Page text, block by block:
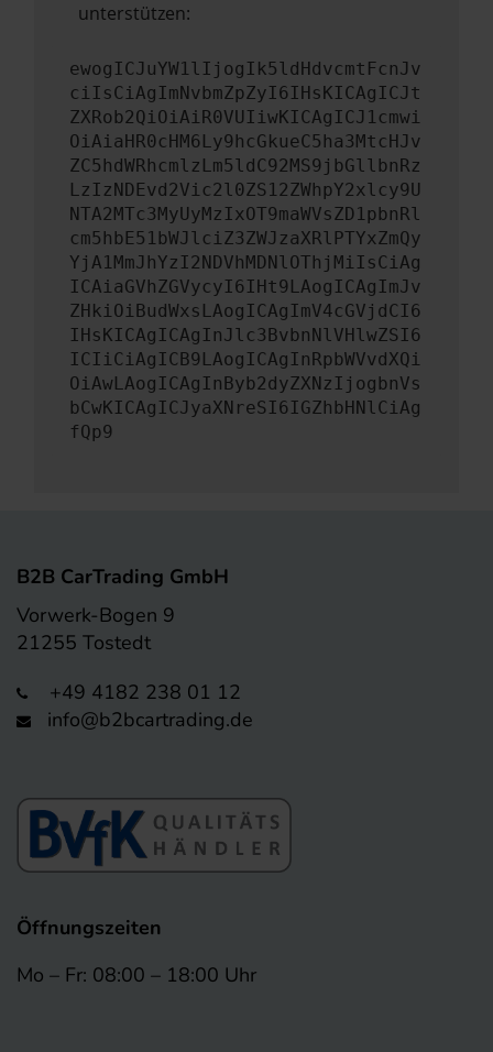
unterstützen:
ewogICJuYW1lIjogIk5ldHdvcmtFcnJv
ciIsCiAgImNvbmZpZyI6IHsKICAgICJt
ZXRob2QiOiAiR0VUIiwKICAgICJ1cmwi
OiAiaHR0cHM6Ly9hcGkueC5ha3MtcHJv
ZC5hdWRhcmlzLm5ldC92MS9jbGllbnRz
LzIzNDEvd2Vic2l0ZS12ZWhpY2xlcy9U
NTA2MTc3MyUyMzIxOT9maWVsZD1pbnRl
cm5hbE51bWJlciZ3ZWJzaXRlPTYxZmQy
YjA1MmJhYzI2NDVhMDNlOThjMiIsCiAg
ICAiaGVhZGVycyI6IHt9LAogICAgImJv
ZHkiOiBudWxsLAogICAgImV4cGVjdCI6
IHsKICAgICAgInJlc3BvbnNlVHlwZSI6
ICIiCiAgICB9LAogICAgInRpbWVvdXQi
OiAwLAogICAgInByb2dyZXNzIjogbnVs
bCwKICAgICJyaXNreSI6IGZhbHNlCiAg
fQp9
B2B CarTrading GmbH
Vorwerk-Bogen 9
21255 Tostedt
+49 4182 238 01 12
info@b2bcartrading.de
Öffnungszeiten
Mo – Fr: 08:00 – 18:00 Uhr